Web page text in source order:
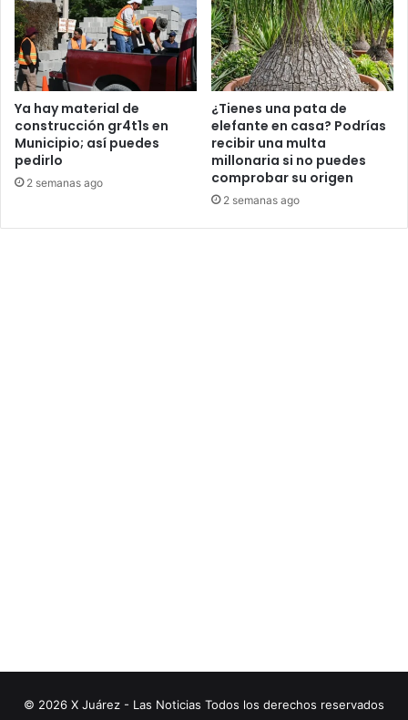
Ya hay material de
construcción gr4t1s en
Municipio; así puedes
pedirlo
2 semanas ago
¿Tienes una pata de
elefante en casa? Podrías
recibir una multa
millonaria si no puedes
comprobar su origen
2 semanas ago
© 2026 X Juárez - Las Noticias Todos los derechos reservados